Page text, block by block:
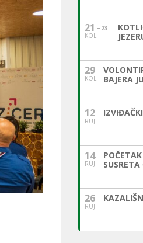
21
KOL
23
29
KOL
BAJERA
12
RUJ
14
RUJ
26
RUJ